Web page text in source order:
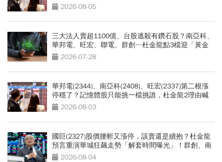
2026-08-05
三大法人賣超1100億、台股逃殺有鑽石股？南亞科、
華邦電、旺宏、聯電、群創…杜金龍點3檔迎「黃金
坑」買點
2026-07-28
華邦電(2344)、南亞科(2408)、旺宏(2337)第二根漲
停穩了？記憶體股只能挑一檔挑誰，杜金龍2理由喊
選它2026-08-03
國巨(2327)股價腰斬又漲停，該賣還是續抱？杜金龍
預言重演華城狂飆走勢「解套時間曝光」！群創、南
亞科也點名
2026-08-04